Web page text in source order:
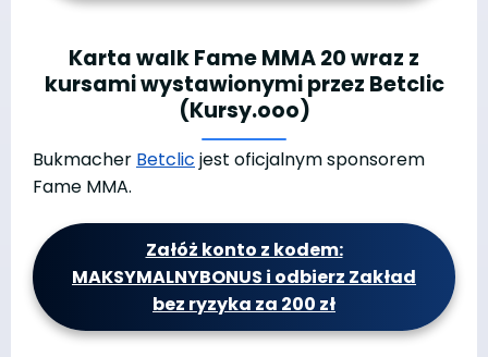
Karta walk Fame MMA 20 wraz z
kursami wystawionymi przez Betclic
(Kursy.ooo)
Bukmacher Betclic jest oficjalnym sponsorem
Fame MMA.
Załóż konto z kodem:
MAKSYMALNYBONUS i odbierz Zakład
bez ryzyka za 200 zł